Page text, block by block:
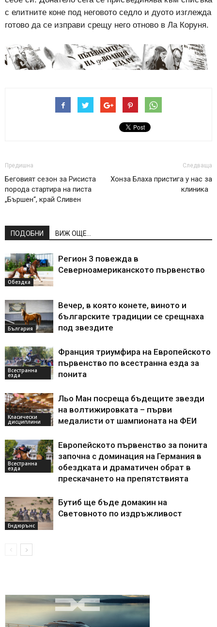
с елитните коне под неговото седло и дуото изглежда
готово да се изправи срещу него отново в Ла Коруня.
Предишна
Беговият сезон за Рисиста
порода стартира на писта
„Бършен“, край Сливен
Следваща
Хонза Блаха пристига у нас за
клиника
ПОДОБНИ ВИЖ ОЩЕ...
Обездка
Регион 3 повежда в
Северноамериканското първенство
България
Вечер, в която конете, виното и
българските традиции се срещнаха
под звездите
Всестранна
езда
Франция триумфира на Европейското
първенство по всестранна езда за
понита
Класически
дисциплини
Льо Ман посреща бъдещите звезди
на волтижировката – първи
медалисти от шампионата на ФЕИ
Всестранна
езда
Европейското първенство за понита
започна с доминация на Германия в
обездката и драматичен обрат в
прескачането на препятствията
Ендюрънс
Бутиб ще бъде домакин на
Световното по издръжливост